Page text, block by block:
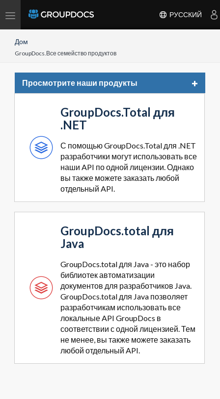
Toggle
РУССКИЙ
Дом
GroupDocs.Все семейство продуктов
Просмотрите наши продукты
Toggle
GroupDocs.Total для
.NET
С помощью GroupDocs.Total для .NET
разработчики могут использовать все
наши API по одной лицензии. Однако
вы также можете заказать любой
отдельный API.
GroupDocs.total для
Java
GroupDocs.total для Java - это набор
библиотек автоматизации
документов для разработчиков Java.
GroupDocs.total для Java позволяет
разработчикам использовать все
локальные API GroupDocs в
соответствии с одной лицензией. Тем
не менее, вы также можете заказать
любой отдельный API.